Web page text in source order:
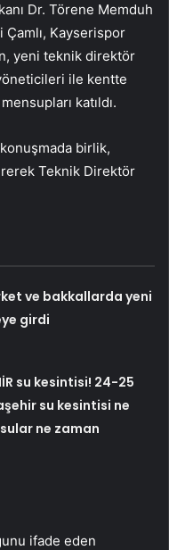
Dr. Törene Memduh
Çamlı, Kayserispor
yeni teknik direktör
yöneticileri ile kentte
katıldı.
konuşmada birlik,
Teknik Direktör
ve bakkallarda yeni
girdi
su kesintisi! 24-25
su kesintisi ne
ne zaman
ifade eden